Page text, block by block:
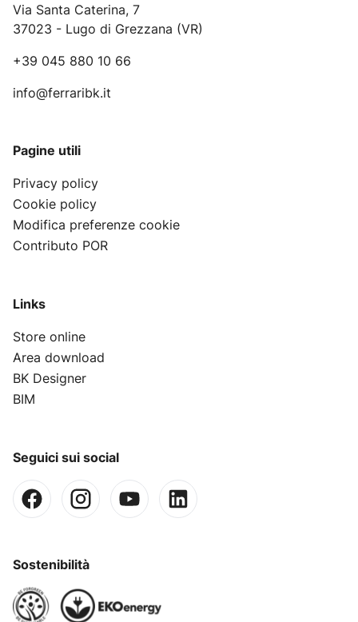
Via Santa Caterina, 7
37023 - Lugo di Grezzana (VR)
+39 045 880 10 66
info@ferraribk.it
Pagine utili
Privacy policy
Cookie policy
Modifica preferenze cookie
Contributo POR
Links
Store online
Area download
BK Designer
BIM
Seguici sui social
Sostenibilità